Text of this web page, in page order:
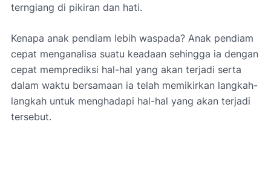
terngiang di pikiran dan hati.
Kenapa anak pendiam lebih waspada? Anak pendiam
cepat menganalisa suatu keadaan sehingga ia dengan
cepat memprediksi hal-hal yang akan terjadi serta
dalam waktu bersamaan ia telah memikirkan langkah-
langkah untuk menghadapi hal-hal yang akan terjadi
tersebut.